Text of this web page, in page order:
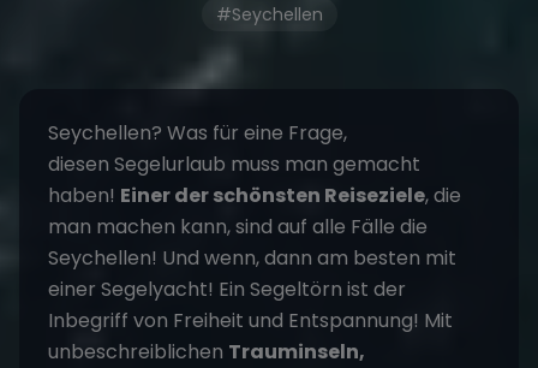
#Seychellen
Seychellen? Was für eine Frage,
diesen Segelurlaub muss man gemacht
haben! Einer der schönsten Reiseziele, die
man machen kann, sind auf alle Fälle die
Seychellen! Und wenn, dann am besten mit
einer Segelyacht! Ein Segeltörn ist der
Inbegriff von Freiheit und Entspannung! Mit
unbeschreiblichen Trauminseln,